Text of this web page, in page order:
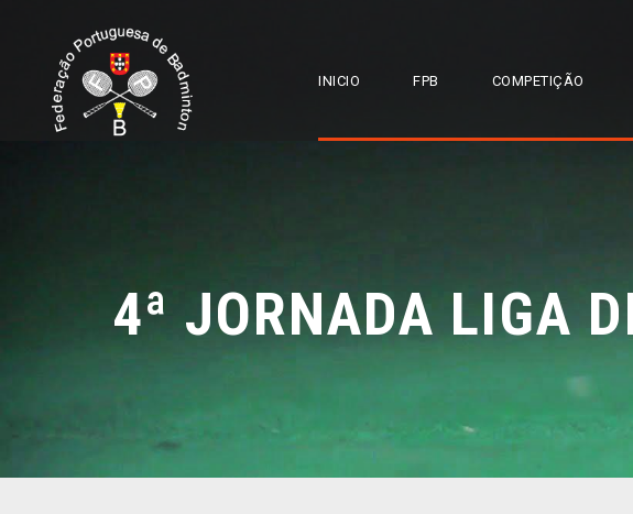
INICIO FPB COMPETIÇÃO
4ª JORNADA LIGA